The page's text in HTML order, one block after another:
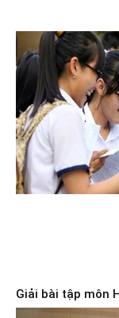
Giải bài tập môn